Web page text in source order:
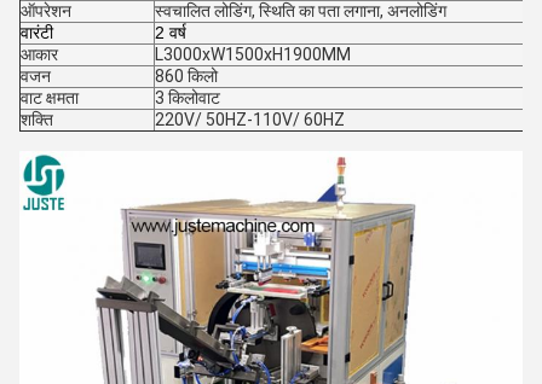
ऑपरेशन
स्वचालित लोडिंग, स्थिति का पता लगाना, अनलोडिंग
वारंटी
2 वर्ष
आकार
L3000xW1500xH1900MM
वजन
860 किलो
वाट क्षमता
3 किलोवाट
शक्ति
220V/ 50HZ-110V/ 60HZ